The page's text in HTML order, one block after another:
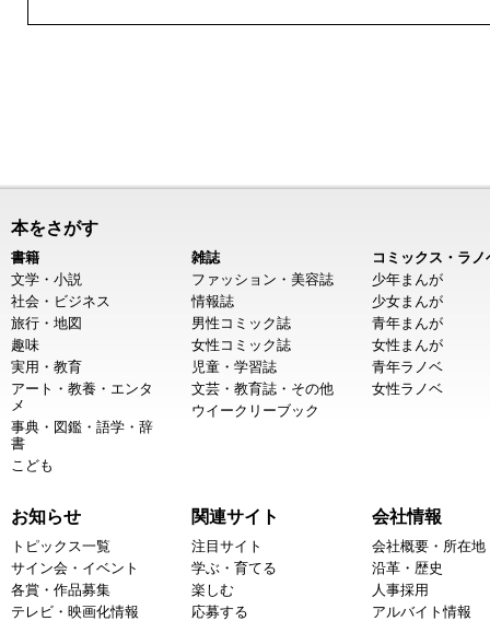
本をさがす
書籍
文学・小説
社会・ビジネス
旅行・地図
趣味
実用・教育
アート・教養・エンタ
メ
事典・図鑑・語学・辞
書
こども
雑誌
ファッション・美容誌
情報誌
男性コミック誌
女性コミック誌
児童・学習誌
文芸・教育誌・その他
ウイークリーブック
コミックス・ラノ
少年まんが
少女まんが
青年まんが
女性まんが
青年ラノベ
女性ラノベ
お知らせ
トピックス一覧
サイン会・イベント
各賞・作品募集
テレビ・映画化情報
関連サイト
注目サイト
学ぶ・育てる
楽しむ
応募する
会社情報
会社概要・所在地
沿革・歴史
人事採用
アルバイト情報